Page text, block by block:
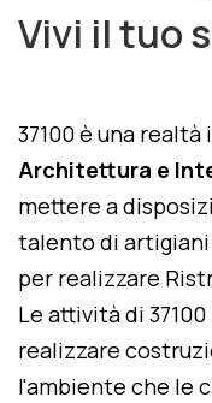
Vivi il tuo
37100 è una
Architettura e
mettere a
talento di
per realizzare
Le attività di
realizzare
l'ambiente che le